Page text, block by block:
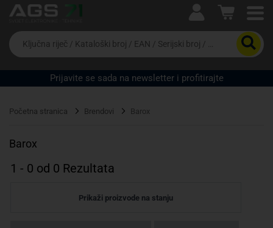
Ova postavka prilagođava asortiman proizvoda i
cijene vašim potrebama.
Da
biste
potražili
proizvod,
unesite
riječ,
EAN
serijski
Prijavite se sada na newsletter i profitirajte
Početna stranica Brendovi Barox
Barox
1 - 0 od 0 Rezultata
Prikaži proizvode na stanju